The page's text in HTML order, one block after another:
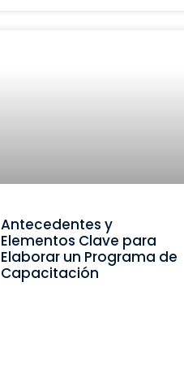
Antecedentes y
Elementos Clave para
Elaborar un Programa de
Capacitación